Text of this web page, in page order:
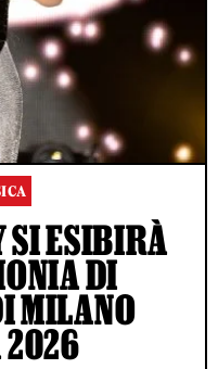
SI ESIBIRÀ
DI
MILANO
2026